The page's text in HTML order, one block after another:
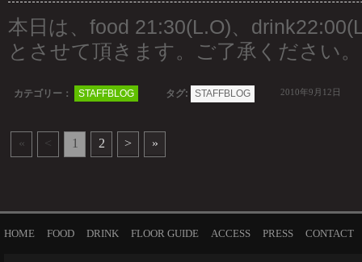
本日は、food 21:30(L.O)、
とさせて頂きます。ご了承ください。
カテゴリー： STAFFBLOG タグ: STAFFBLOG 2010年9月12日
« < 1 2 > »
HOME FOOD DRINK FLOOR GUIDE ACCESS PRESS CONTACT